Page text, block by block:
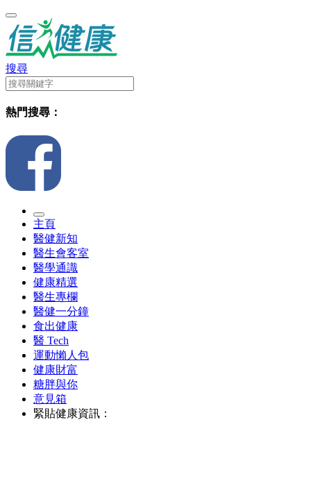
搜尋
熱門搜尋：
主頁
醫健新知
醫生會客室
醫學通識
健康精選
醫生專欄
醫健一分鐘
食出健康
醫 Tech
運動懶人包
健康財富
糖胖與你
意見箱
緊貼健康資訊：